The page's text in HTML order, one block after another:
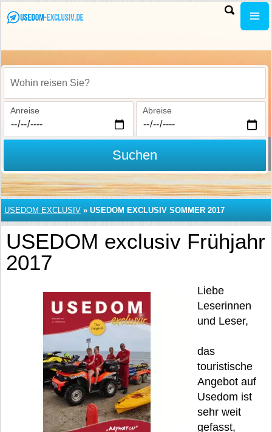
Wohin reisen Sie?
Anreise Abreise
Suchen
USEDOM EXCLUSIV » USEDOM EXCLUSIV SOMMER 2017
USEDOM exclusiv Frühjahr
2017
Liebe
Leserinnen
und Leser,
das
touristische
Angebot auf
Usedom ist
sehr weit
gefasst,